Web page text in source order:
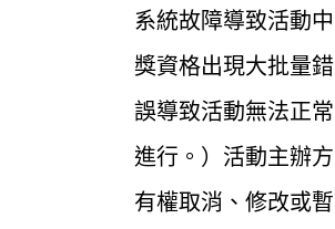
系統故障導致活動中
獎資格出現大批量錯
誤導致活動無法正常
進行。）活動主辦方
有權取消、修改或暫